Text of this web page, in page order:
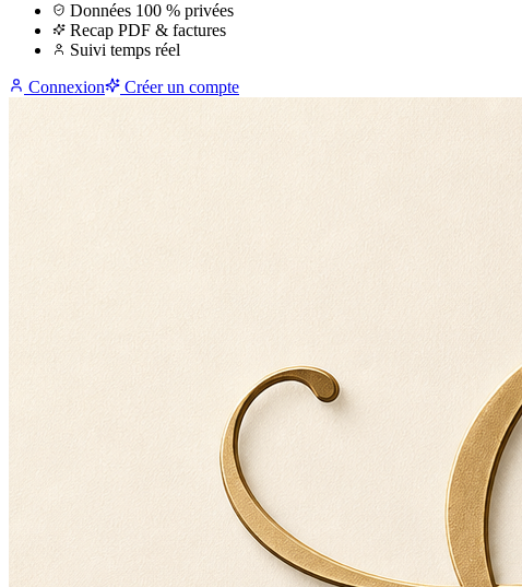
Données 100 % privées
Recap PDF & factures
Suivi temps réel
Connexion
Créer un compte